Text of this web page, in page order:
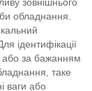
зовнішнього
обладнання.
ідентифікації
або за бажанням
таке
ваги або